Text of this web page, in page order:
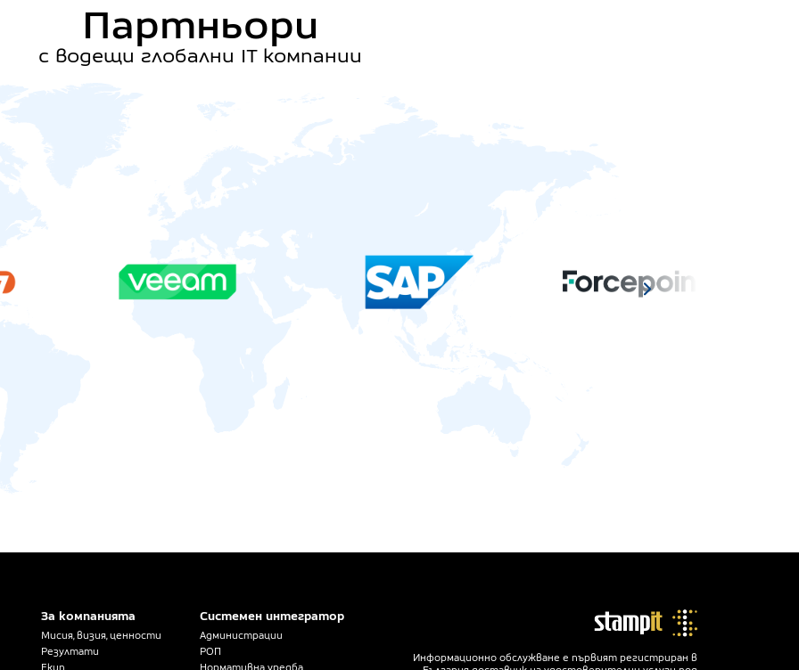
Партньори
с водещи глобални IT компании
За компанията
Мисия, визия, ценности
Резултати
Екип
Системен интегратор
Администрации
РОП
Нормативна уредба
Информационно обслужване е първият регистриран в